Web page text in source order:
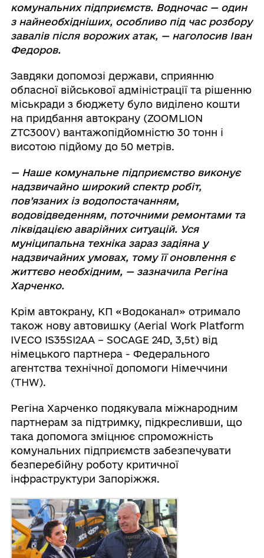
комунальних підприємств. Водночас — один
з найнеобхідніших, особливо під час розбору
завалів після ворожих атак, — наголосив Іван
Федоров.
Завдяки допомозі держави, сприянню
обласної військової адміністрації та рішенню
міськради з бюджету було виділено кошти
на придбання автокрану (ZOOMLION
ZTC300V) вантажопідйомністю 30 тонн і
висотою підйому до 50 метрів.
— Наше комунальне підприємство виконує
надзвичайно широкий спектр робіт,
пов’язаних із водопостачанням,
водовідведенням, поточними ремонтами та
ліквідацією аварійних ситуацій. Уся
муніципальна техніка зараз задіяна у
надзвичайних умовах, тому її оновлення є
життєво необхідним, — зазначила Регіна
Харченко.
Крім автокрану, КП «Водоканал» отримало
також нову автовишку (Aerial Work Platform
IVECO IS35SI2AA – SOCAGE 24D, 3,5t) від
німецького партнера - Федерального
агентства технічної допомоги Німеччини
(THW).
Регіна Харченко подякувала міжнародним
партнерам за підтримку, підкресливши, що
така допомога зміцнює спроможність
комунальних підприємств забезпечувати
безперебійну роботу критичної
інфраструктури Запоріжжя.